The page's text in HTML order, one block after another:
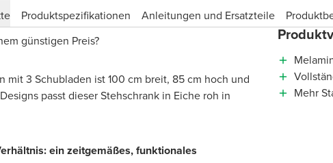
Produktspezifikationen Anleitungen und Ersatzteile
günstigen Preis?
mit 3 Schubladen ist 100 cm breit, 85 cm hoch und
passt dieser Stehschrank in Eiche roh in
ein zeitgemäßes, funktionales
Mehr